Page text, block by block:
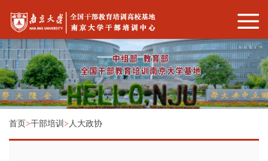
首页>干部培训 > 人大政协